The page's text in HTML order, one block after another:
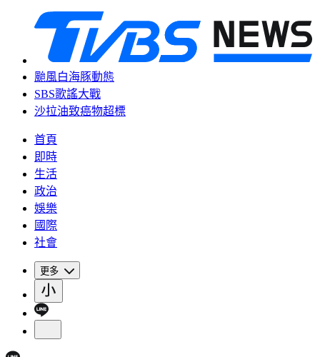
颱風白海豚動態
SBS歌謠大戰
沙拉油致癌物超標
首頁
即時
生活
政治
娛樂
國際
社會
更多